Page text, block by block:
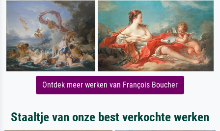
Ontdek meer werken van François Boucher
Staaltje van onze best verkochte werken